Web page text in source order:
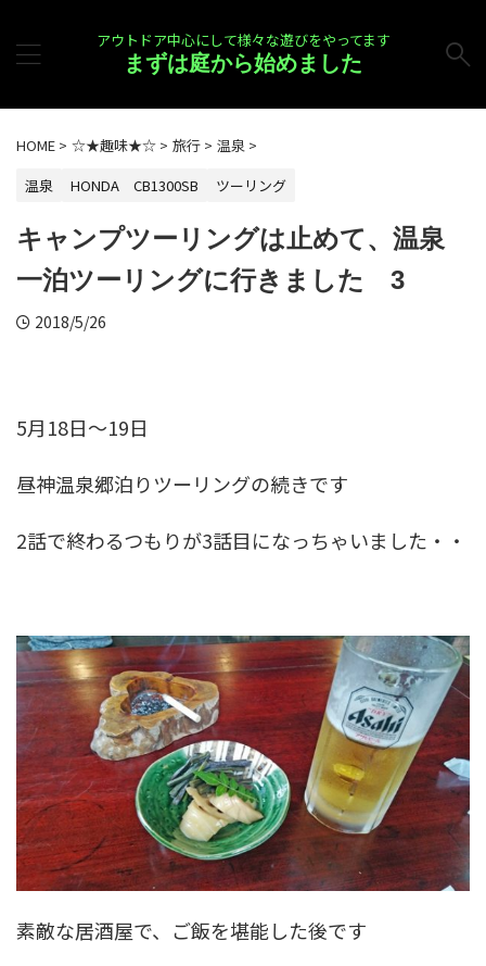
アウトドア中心にして様々な遊びをやってます
まずは庭から始めました
HOME > ☆★趣味★☆ > 旅行 > 温泉 >
温泉
HONDA CB1300SB ツーリング
キャンプツーリングは止めて、温泉
一泊ツーリングに行きました 3
2018/5/26
5月18日～19日
昼神温泉郷泊りツーリングの続きです
2話で終わるつもりが3話目になっちゃいました・・
素敵な居酒屋で、ご飯を堪能した後です